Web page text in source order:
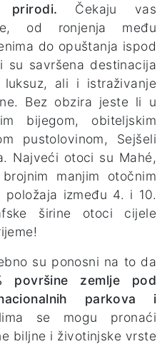
Čekaju vas
od ronjenja među
do opuštanja ispod
su savršena destinacija
ali i istraživanje
Bez obzira jeste li u
bijegom, obiteljskim
pustolovinom, Sejšeli
Najveći otoci su Mahé,
manjim otočnim
između 4. i 10.
širine otoci cijele
su ponosni na to da
površine zemlje pod
parkova i
se mogu pronaći
biljne i životinjske vrste